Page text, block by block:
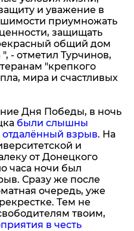
и уважение в
приумножать
защищать
общий дом
- отметил Турчинов,
"крепкого
мира и счастливых
Дня Победы, в ночь
были слышны
отдалённый взрыв. На
и
от Донецкого
часа ночи был
Сразу же после
очередь, уже
Тем не
твоим,
в честь